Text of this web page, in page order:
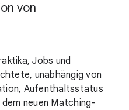
von
Jobs und
unabhängig von
Aufenthaltsstatus
neuen Matching-